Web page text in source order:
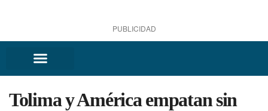
PUBLICIDAD
Tolima y América empatan sin